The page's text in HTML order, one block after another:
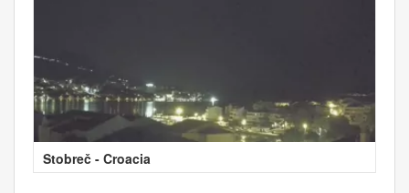
Stobreč - Croacia